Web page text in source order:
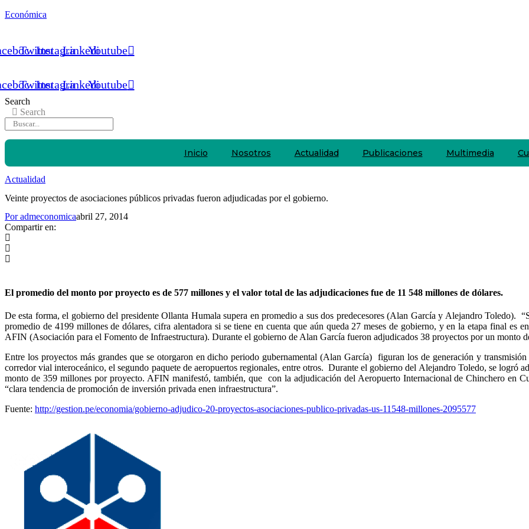
Económica
TwitterInstagramLinkedinYoutube
TwitterInstagramLinkedinYoutube
Search
Search
Inicio Nosotros Actualidad Publicaciones Multimedia
Actualidad
Veinte proyectos de asociaciones públicos privadas fueron adjudicadas por el gobierno.
Poradmeconomicaabril 27, 2014
Compartir en:
El promedio del monto por proyecto es de 577 millones y el valor total de las adjudicaciones fue de 11 548 millones de dólares.
De esta forma, el gobierno del presidente Ollanta Humala supera en promedio a sus dos predecesores (Alan García y Alejandro Toledo).
promedio de 4199 millones de dólares, cifra alentadora si se tiene en cuenta que aún queda 27 meses de gobierno, y en la etapa final es
AFIN (Asociación para el Fomento de Infraestructura). Durante el gobierno de Alan García fueron adjudicados 38 proyectos por un monto
Entre los proyectos más grandes que se otorgaron en dicho periodo gubernamental (Alan García) figuran los de generación y
corredor vial interoceánico, el segundo paquete de aeropuertos regionales, entre otros. Durante el gobierno del Alejandro Toledo, se logró
monto de 359 millones por proyecto. AFIN manifestó, también, que con la adjudicación del Aeropuerto Internacional de Chinchero en
“clara tendencia de promoción de inversión privada enen infraestructura”.
Fuente: http://gestion.pe/economia/gobierno-adjudico-20-proyectos-asociaciones-publico-privadas-us-11548-millones-2095577